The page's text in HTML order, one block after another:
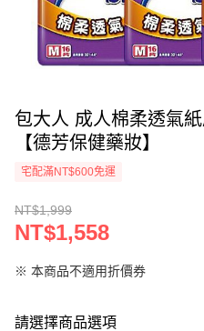
包大人 成人棉柔透氣
【德芳保健藥妝】
宅配滿NT$600免運
NT$1,999
NT$1,558
※ 本商品不適用折價券
請選擇商品選項